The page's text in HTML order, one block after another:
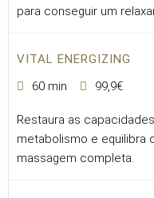
para conseguir um
VITAL ENERGIZING
60 min
99,9€
Restaura as
metabolismo e equilibra
massagem completa.